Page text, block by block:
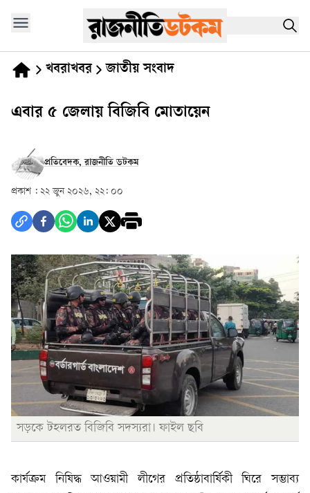
খবরাখবর জাতীয় সংবাদ
এবার ৫ জেলায় বিজিবি মোতায়েন
প্রতিবেদক, রাজনীতি ডটকম
প্রকাশ : ২২ জুন ২০২৬, ২২: ০০
সড়কে টহলরত বিজিবি সদস্যরা। ফাইল ছবি
কার্যক্রম নিষিদ্ধ আওয়ামী লীগের প্রতিষ্ঠাবার্ষিকী ঘিরে সম্ভাব্য